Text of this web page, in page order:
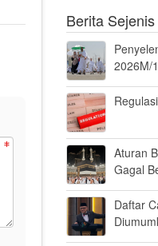
Berita Sejenis
2026M/
Aturan
Gagal
Daftar